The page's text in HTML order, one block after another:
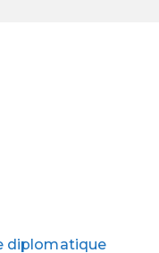
diplomatique